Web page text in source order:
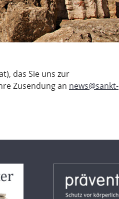
das Sie uns zur
Zusendung an news@sankt-